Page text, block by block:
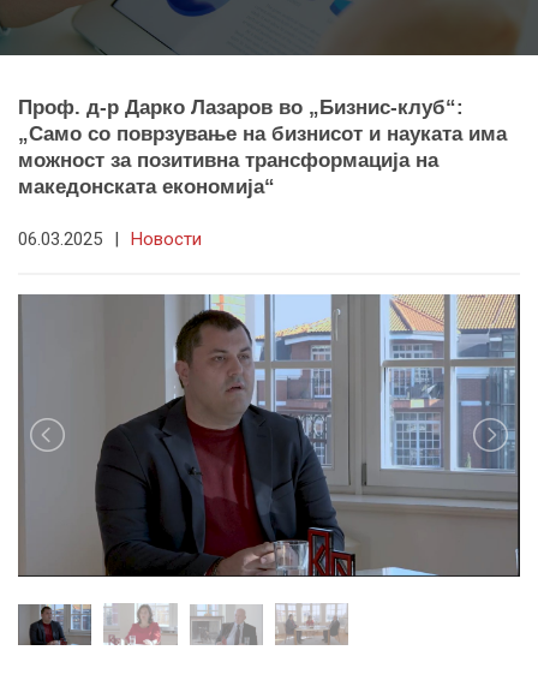
Проф. д-р Дарко Лазаров во „Бизнис-клуб“:
„Само со поврзување на бизнисот и науката има
можност за позитивна трансформација на
македонската економија“
06.03.2025 | Новости